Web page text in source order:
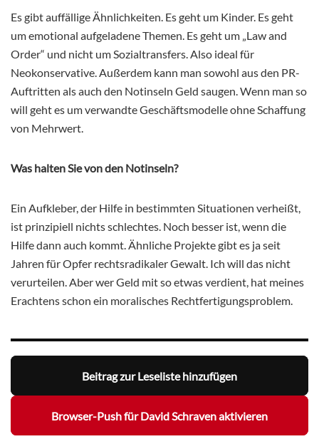
Es gibt auffällige Ähnlichkeiten. Es geht um Kinder. Es geht
um emotional aufgeladene Themen. Es geht um „Law and
Order“ und nicht um Sozialtransfers. Also ideal für
Neokonservative. Außerdem kann man sowohl aus den PR-
Auftritten als auch den Notinseln Geld saugen. Wenn man so
will geht es um verwandte Geschäftsmodelle ohne Schaffung
von Mehrwert.
Was halten Sie von den Notinseln?
Ein Aufkleber, der Hilfe in bestimmten Situationen verheißt,
ist prinzipiell nichts schlechtes. Noch besser ist, wenn die
Hilfe dann auch kommt. Ähnliche Projekte gibt es ja seit
Jahren für Opfer rechtsradikaler Gewalt. Ich will das nicht
verurteilen. Aber wer Geld mit so etwas verdient, hat meines
Erachtens schon ein moralisches Rechtfertigungsproblem.
Beitrag zur Leseliste hinzufügen
Browser-Push für David Schraven aktivieren